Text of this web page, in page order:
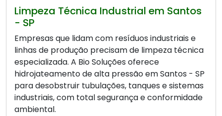
Limpeza Técnica Industrial em Santos
- SP
Empresas que lidam com resíduos industriais e
linhas de produção precisam de limpeza técnica
especializada. A Bio Soluções oferece
hidrojateamento de alta pressão em Santos - SP
para desobstruir tubulações, tanques e sistemas
industriais, com total segurança e conformidade
ambiental.